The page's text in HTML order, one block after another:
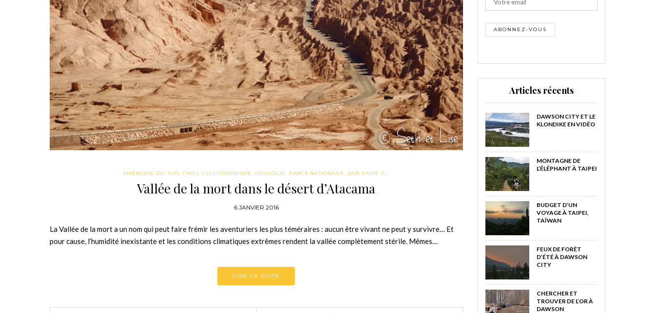
AMÉRIQUE DU SUD,CHILI,CYCLOTOURISME,GÉOLOGIE, PARCS NATIONAUX,QUE FAIRE À...
Vallée de la mort dans le désert d’Atacama
6 JANVIER 2016
La Vallée de la mort a un nom qui peut faire frémir les aventuriers les plus téméraires : aucun être vivant ne peut y survivre… Et
pour cause, l’humidité inexistante et les conditions climatiques extrêmes rendent la vallée complètement stérile. Mêmes…
LIRE LA SUITE
Articles récents
DAWSON CITY ET LE
KLONDIKE EN VIDÉO
MONTAGNE DE
L’ÉLÉPHANT À TAIPEI
BUDGET D’UN
VOYAGE À TAIPEI,
TAÏWAN
FEUX DE FORÊT
D’ÉTÉ À DAWSON
CITY
CHERCHER ET
TROUVER DE L’OR À
DAWSON